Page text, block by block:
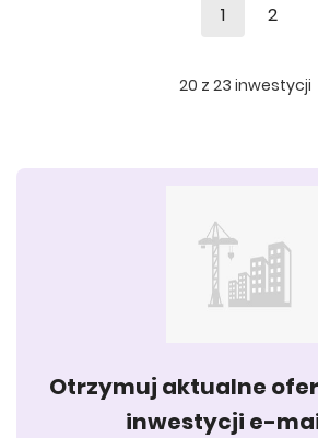
1 2
20 z 23 inwestycji
Otrzymuj aktualne
inwestycji e-